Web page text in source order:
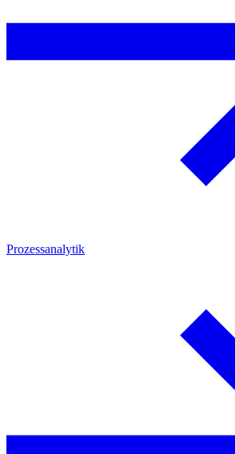
Prozessanalytik